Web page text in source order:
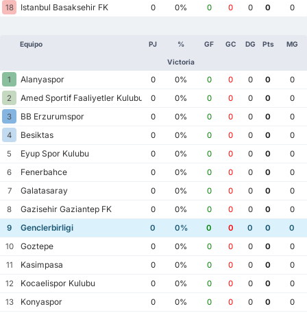
18
Istanbul Basaksehir FK 0 0% 0 0 0 0 0
Equipo PJ %
Victoria
GF GC DG Pts MG
1 Alanyaspor 0 0% 0 0 0 0
0
2
Amed Sportif Faaliyetler Kulubu 0 0% 0 0 0 0
0
3
BB Erzurumspor 0 0% 0 0 0 0
0
4
Besiktas 0 0% 0 0 0 0
0
5
Eyup Spor Kulubu 0 0% 0 0 0 0
0
6
Fenerbahce 0 0% 0 0 0 0
0
7
Galatasaray 0 0% 0 0 0 0
0
8
Gazisehir Gaziantep FK 0 0% 0 0 0 0
0
9
Genclerbirligi 0 0% 0 0 0 0
0
10
Goztepe 0 0% 0 0 0 0
0
11
Kasimpasa 0 0% 0 0 0 0
0
12
Kocaelispor Kulubu 0 0% 0 0 0 0
0
13
Konyaspor 0 0% 0 0 0 0
0